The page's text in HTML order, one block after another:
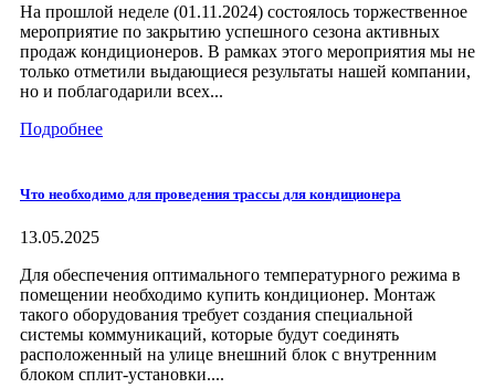
На прошлой неделе (01.11.2024) состоялось торжественное
мероприятие по закрытию успешного сезона активных
продаж кондиционеров. В рамках этого мероприятия мы не
только отметили выдающиеся результаты нашей компании,
но и поблагодарили всех...
Подробнее
Что необходимо для проведения трассы для кондиционера
13.05.2025
Для обеспечения оптимального температурного режима в
помещении необходимо купить кондиционер. Монтаж
такого оборудования требует создания специальной
системы коммуникаций, которые будут соединять
расположенный на улице внешний блок с внутренним
блоком сплит-установки....